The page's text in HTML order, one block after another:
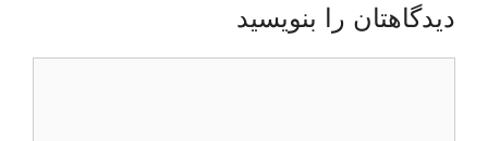
دیدگاهتان را بنویسید